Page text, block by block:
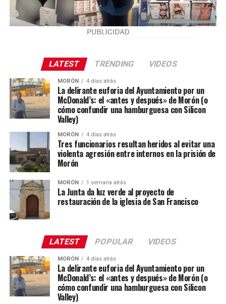
LATEST TRENDING VIDEOS
MORÓN 4 días atrás
La delirante euforia del Ayuntamiento por un
McDonald’s: el «antes y después» de Morón (o
cómo confundir una hamburguesa con Silicon
Valley)
MORÓN 4 días atrás
Tres funcionarios resultan heridos al evitar una
violenta agresión entre internos en la prisión de
Morón
MORÓN 1 semana atrás
La Junta da luz verde al proyecto de
restauración de la iglesia de San Francisco
LATEST POPULAR VIDEOS
MORÓN 4 días atrás
La delirante euforia del Ayuntamiento por un
McDonald’s: el «antes y después» de Morón (o
cómo confundir una hamburguesa con Silicon
Valley)